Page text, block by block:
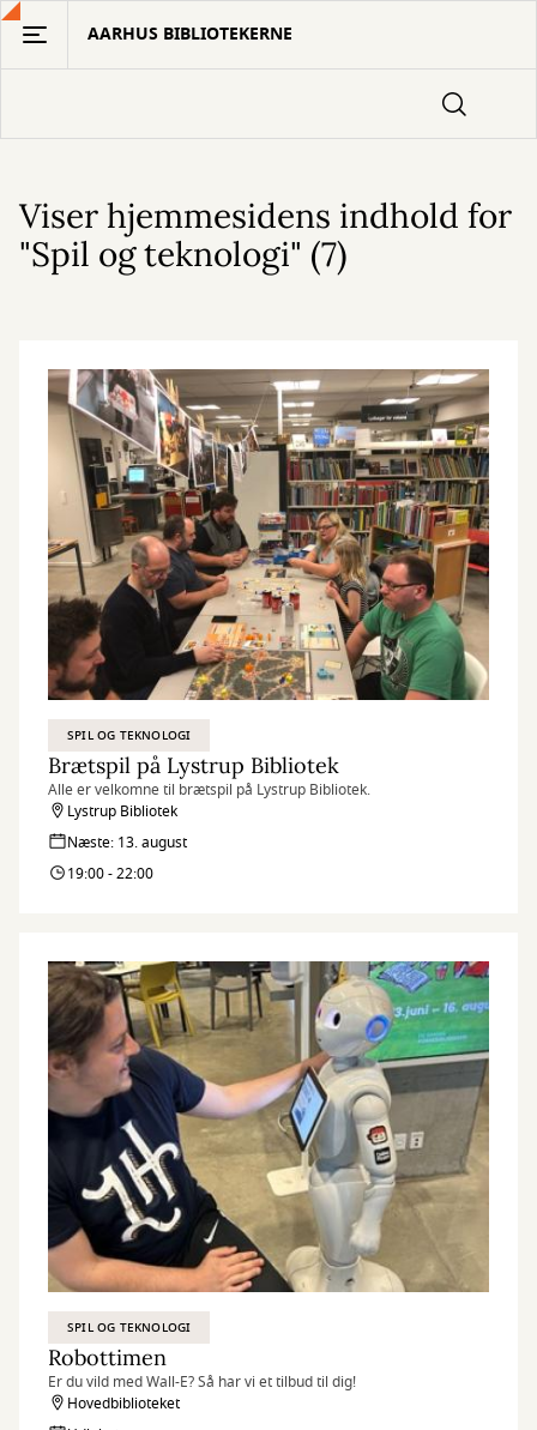
Gå
hovedindhold
AARHUS BIBLIOTEKERNE
Viser hjemmesidens indhold for
"Spil og teknologi" (7)
SPIL OG TEKNOLOGI
Brætspil på Lystrup Bibliotek
Alle er velkomne til brætspil på Lystrup Bibliotek.
Lystrup Bibliotek
Næste: 13. august
19:00 - 22:00
SPIL OG TEKNOLOGI
Robottimen
Er du vild med Wall-E? Så har vi et tilbud til dig!
Hovedbiblioteket